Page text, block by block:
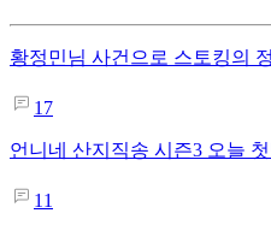
황정민님 사건으로 스토킹의
17
언니네 산지직송 시즌3 오늘
11